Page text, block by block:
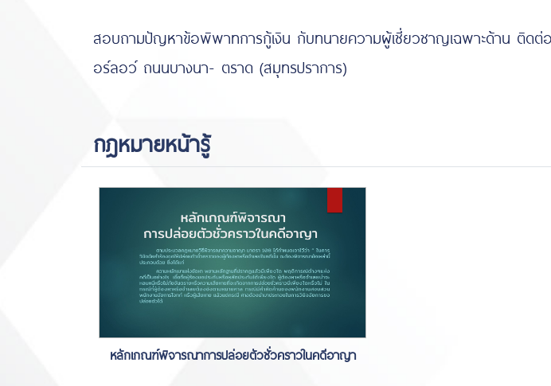
สอบถามปัญหาข้อพิพาทการกู้เงิน กับทนายความผู้เชี่ยวชาญเฉพาะด้าน ติด
อร์ลอว์ ถนนบางนา- ตราด (สมุทรปราการ)
กฎหมายหน้ารู้
หลักเกณฑ์พิจารณาการปล่อยตัวชั่วคราวในคดีอาญา